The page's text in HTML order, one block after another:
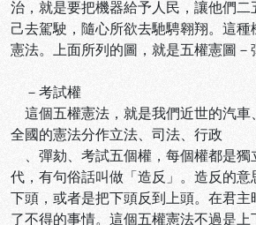
治，就是要把機器給予人民，讓他們二
己去駕駛，隨心所欲去馳騁翱翔。這
憲法。上面所列的圖，就是五權憲圖－
－考試權
這個五權憲法，就是我們近世的汽車
全國的憲法分作立法、司法、行政
、彈劾、考試五個權，每個權都是獨
代，有句俗話叫做「造反」。造反的
下頭，或者是把下頭反到上頭。在君
了不得的事情。這個五權憲法不過是